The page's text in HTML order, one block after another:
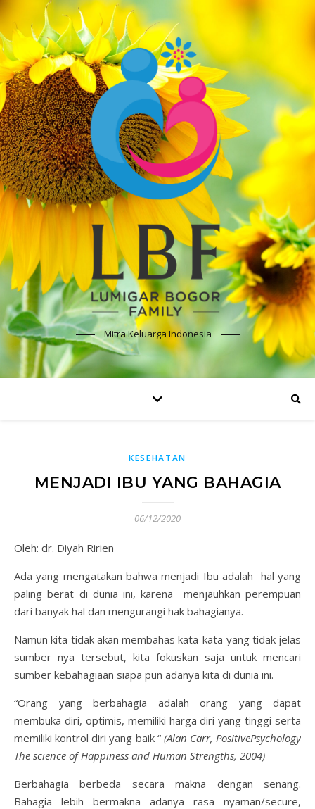
Mitra Keluarga Indonesia
KESEHATAN
MENJADI IBU YANG BAHAGIA
06/12/2020
Oleh: dr. Diyah Ririen
Ada yang mengatakan bahwa menjadi Ibu adalah hal yang
paling berat di dunia ini, karena menjauhkan perempuan
dari banyak hal dan mengurangi hak bahagianya.
Namun kita tidak akan membahas kata-kata yang tidak jelas
sumber nya tersebut, kita fokuskan saja untuk mencari
sumber kebahagiaan siapa pun adanya kita di dunia ini.
“Orang yang berbahagia adalah orang yang dapat
membuka diri, optimis, memiliki harga diri yang tinggi serta
memiliki kontrol diri yang baik “ (Alan Carr, PositivePsychology
The science of Happiness and Human Strengths, 2004)
Berbahagia berbeda secara makna dengan senang.
Bahagia lebih bermakna adanya rasa nyaman/secure,